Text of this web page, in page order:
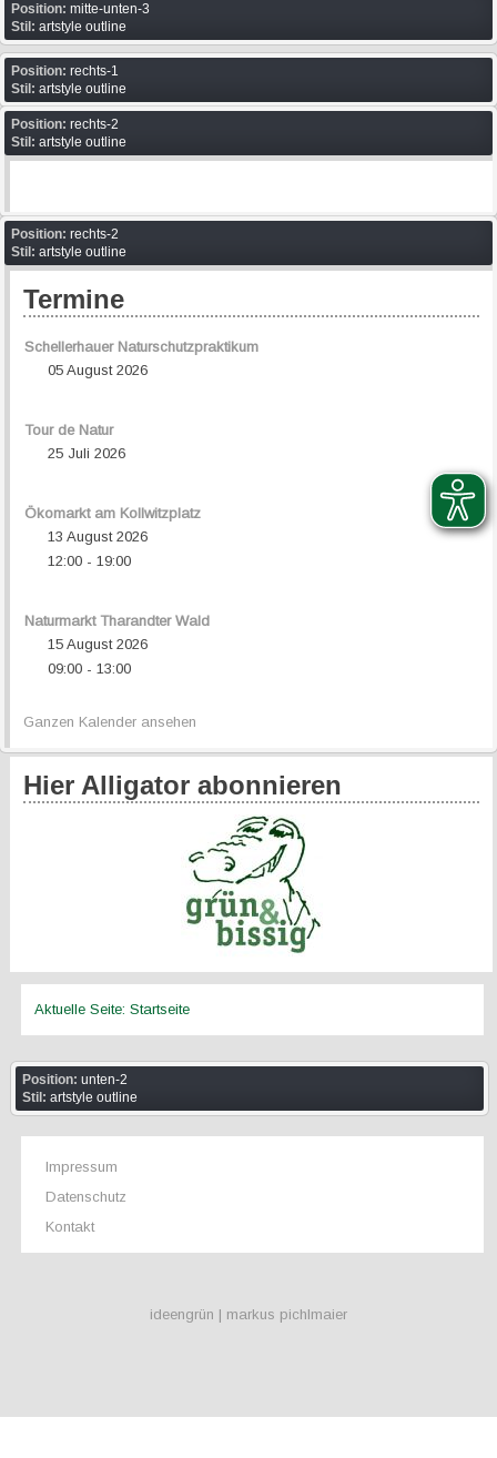
Position: mitte-unten-3
Stil: artstyle outline
Position: rechts-1
Stil: artstyle outline
Position: rechts-2
Stil: artstyle outline
Position: rechts-2
Stil: artstyle outline
Termine
Schellerhauer Naturschutzpraktikum
05 August 2026
Tour de Natur
25 Juli 2026
Ökomarkt am Kollwitzplatz
13 August 2026
12:00- 19:00
Naturmarkt Tharandter Wald
15 August 2026
09:00- 13:00
Ganzen Kalender ansehen
Hier Alligator abonnieren
Aktuelle Seite:Startseite
Position: unten-2
Stil: artstyle outline
Impressum
Datenschutz
Kontakt
ideengrün | markus pichlmaier